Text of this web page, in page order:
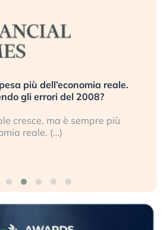
più dell’economia reale.
gli errori del 2008?
cresce, ma è sempre più
reale. (…)